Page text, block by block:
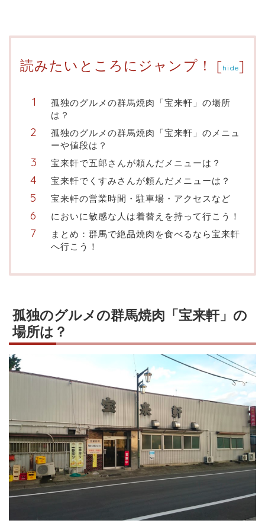
読みたいところにジャンプ！ [hide]
孤独のグルメの群馬焼肉「宝来軒」の場所
は？
孤独のグルメの群馬焼肉「宝来軒」のメニュ
ーや値段は？
宝来軒で五郎さんが頼んだメニューは？
宝来軒でくすみさんが頼んだメニューは？
宝来軒の営業時間・駐車場・アクセスなど
においに敏感な人は着替えを持って行こう！
まとめ：群馬で絶品焼肉を食べるなら宝来軒
へ行こう！
孤独のグルメの群馬焼肉「宝来軒」の
場所は？